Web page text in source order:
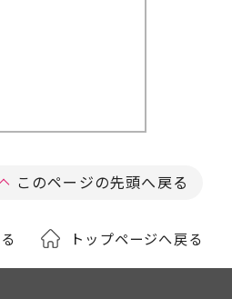
このページの先頭へ戻る
トップページへ戻る